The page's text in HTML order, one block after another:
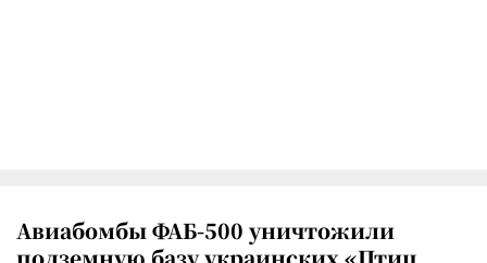
Авиабомбы ФАБ-500 уничтожили
подземную базу украинских «Птиц